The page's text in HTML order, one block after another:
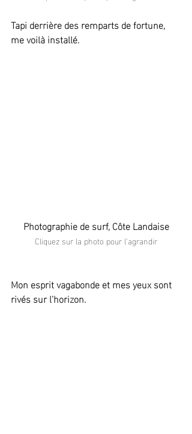
Tapi derrière des remparts de fortune,
me voilà installé.
Photographie de surf, Côte Landaise
Cliquez sur la photo pour l'agrandir
Mon esprit vagabonde et mes yeux sont
rivés sur l'horizon.